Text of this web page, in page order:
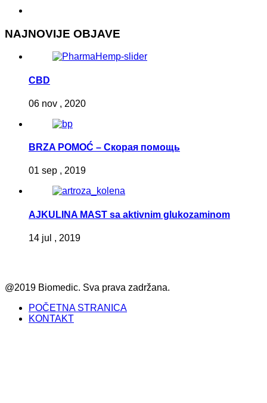
NAJNOVIJE OBJAVE
CBD
06 nov , 2020
BRZA POMOĆ – Скорая помощь
01 sep , 2019
AJKULINA MAST sa aktivnim glukozaminom
14 jul , 2019
@2019 Biomedic. Sva prava zadržana.
POČETNA STRANICA
KONTAKT